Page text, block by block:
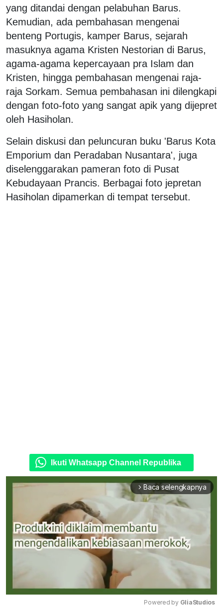
yang ditandai dengan pelabuhan Barus.
Kemudian, ada pembahasan mengenai
benteng Portugis, kamper Barus, sejarah
masuknya agama Kristen Nestorian di Barus,
agama-agama kepercayaan pra Islam dan
Kristen, hingga pembahasan mengenai raja-
raja Sorkam. Semua pembahasan ini dilengkapi
dengan foto-foto yang sangat apik yang dijepret
oleh Hasiholan.
Selain diskusi dan peluncuran buku 'Barus Kota
Emporium dan Peradaban Nusantara', juga
diselenggarakan pameran foto di Pusat
Kebudayaan Prancis. Berbagai foto jepretan
Hasiholan dipamerkan di tempat tersebut.
Ikuti Whatsapp Channel Republika
arrow_forward_ios Baca selengkapnya
Powered by GliaStudios